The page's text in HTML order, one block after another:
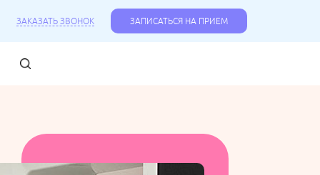
ЗАКАЗАТЬ ЗВОНОК ЗАПИСАТЬСЯ НА ПРИЕМ